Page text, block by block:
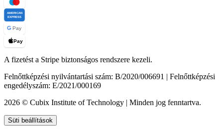
AMERICAN
EXPRESS
G Pay
Pay
A fizetést a Stripe biztonságos rendszere kezeli.
Felnőttképzési nyilvántartási szám: B/2020/006691 | Felnőttképzési
engedélyszám: E/2021/000169
2026 © Cubix Institute of Technology | Minden jog fenntartva.
Süti beállítások